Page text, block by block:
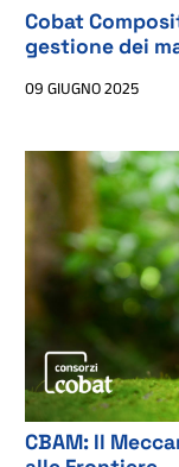
Cobat
gestione dei
09 GIUGNO 2025
CBAM: Il